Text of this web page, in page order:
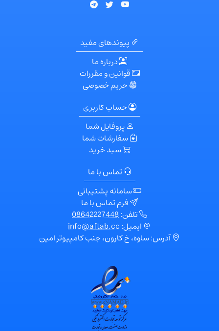
پیوندهای مفید
درباره ما
قوانین و مقررات
حریم خصوصی
حساب کاربری
پروفایل شما
سفارشات شما
سبد خرید
تماس با ما
سامانه پشتیبانی
فرم تماس با ما
تلفن:08642227448
ایمیل:info@aftab.cc
آدرس: ساوه، خ کارون، جنب کامپیوتر امین